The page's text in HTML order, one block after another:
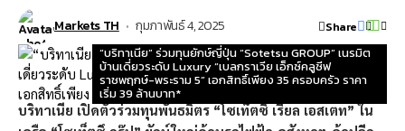
Markets TH กุมภาพันธ์ 4, 2025
Share
“บริทาเนีย” ร่วมทุนยักษ์ญี่ปุ่น “Sotetsu GROUP” เนรมิต
บ้านเดี่ยวระดับ Luxury “เบลกราเวีย เอ็กซ์คลูซีฟ
ราชพฤกษ์-พระราม 5” เอกสิทธิ์เพียง 35 ครอบครัว ราคา
เริ่ม 39 ล้านบาท*
บริทาเนีย เปิดตัวร่วมทุนพันธมิตร “โซเท็ตซึ เรียล เอสเตท” ใน